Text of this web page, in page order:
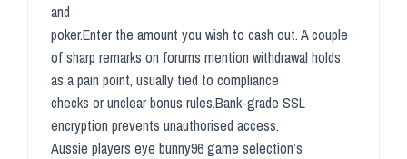
and
poker.Enter the amount you wish to cash out. A couple
of sharp remarks on forums mention withdrawal holds
as a pain point, usually tied to compliance
checks or unclear bonus rules.Bank-grade SSL
encryption prevents unauthorised access.
Aussie players eye bunny96 game selection’s